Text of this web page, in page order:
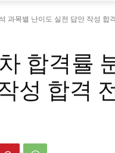
과목별 난이도 실전 답안 작성 합
합격률
성 합격